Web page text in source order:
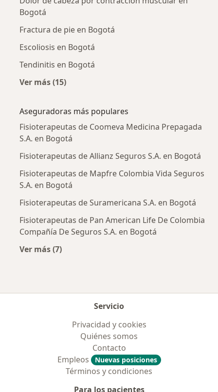
Bogotá
Fractura de pie en Bogotá
Escoliosis en Bogotá
Tendinitis en Bogotá
Ver más (15)
Aseguradoras más populares
Fisioterapeutas de Coomeva Medicina Prepagada
S.A. en Bogotá
Fisioterapeutas de Allianz Seguros S.A. en Bogotá
Fisioterapeutas de Mapfre Colombia Vida Seguros
S.A. en Bogotá
Fisioterapeutas de Suramericana S.A. en Bogotá
Fisioterapeutas de Pan American Life De Colombia
Compañía De Seguros S.A. en Bogotá
Ver más (7)
Servicio
Privacidad y cookies
Quiénes somos
Contacto
Empleos
Nuevas posiciones
Términos y condiciones
Para los pacientes